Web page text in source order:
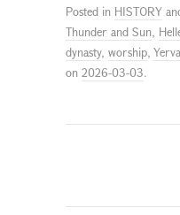
Posted in HISTORY
Thunder and Sun,
dynasty, worship,
on 2026-03-03.